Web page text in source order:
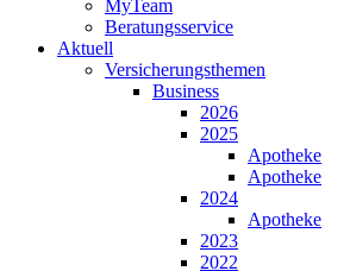
MyTeam
Beratungsservice
Aktuell
Versicherungsthemen
Business
2026
2025
Apotheke
Apotheke
2024
Apotheke
2023
2022